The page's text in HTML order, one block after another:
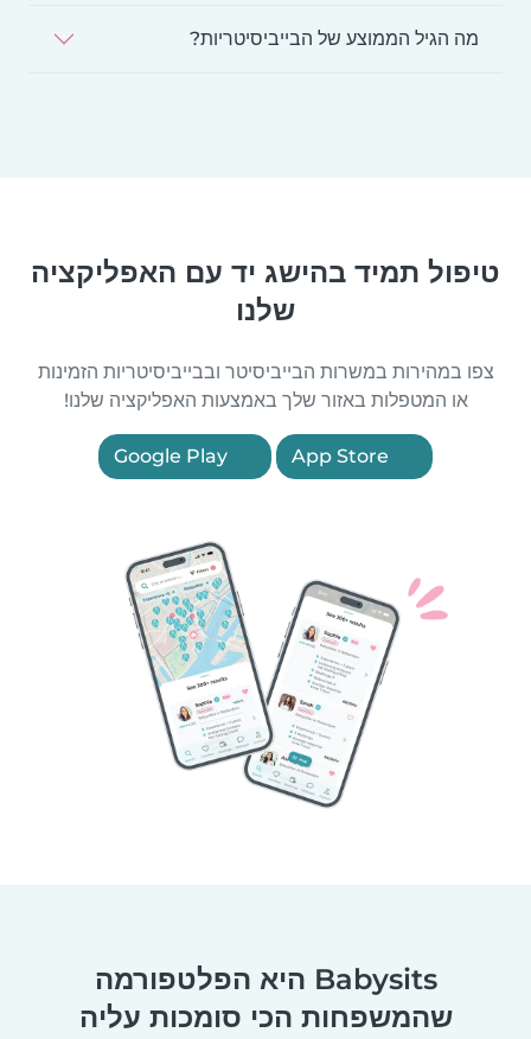
מה הגיל הממוצע של הבייביסיטריות?
טיפול תמיד בהישג יד עם האפליקציה
שלנו
צפו במהירות במשרות הבייביסיטר ובבייביסיטריות הזמינות
או המטפלות באזור שלך באמצעות האפליקציה שלנו!
Babysits היא הפלטפורמה
שהמשפחות הכי סומכות עליה